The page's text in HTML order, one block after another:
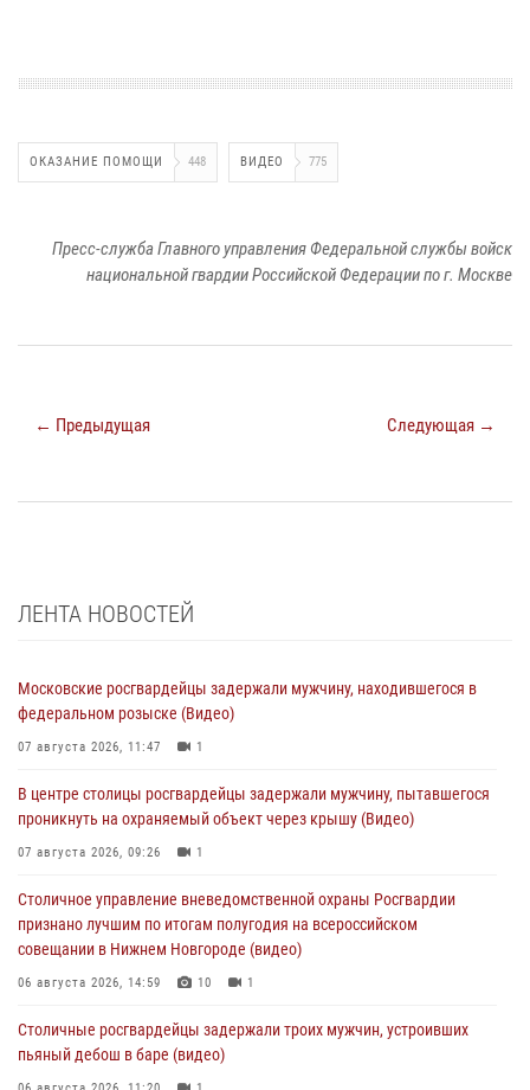
ОКАЗАНИЕ ПОМОЩИ 448 ВИДЕО 775
Пресс-служба Главного управления Федеральной службы войск
национальной гвардии Российской Федерации по г. Москве
← Предыдущая Следующая →
ЛЕНТА НОВОСТЕЙ
Московские росгвардейцы задержали мужчину, находившегося в
федеральном розыске (Видео)
07 августа 2026, 11:47 1
В центре столицы росгвардейцы задержали мужчину, пытавшегося
проникнуть на охраняемый объект через крышу (Видео)
07 августа 2026, 09:26 1
Столичное управление вневедомственной охраны Росгвардии
признано лучшим по итогам полугодия на всероссийском
совещании в Нижнем Новгороде (видео)
06 августа 2026, 14:59 10 1
Столичные росгвардейцы задержали троих мужчин, устроивших
пьяный дебош в баре (видео)